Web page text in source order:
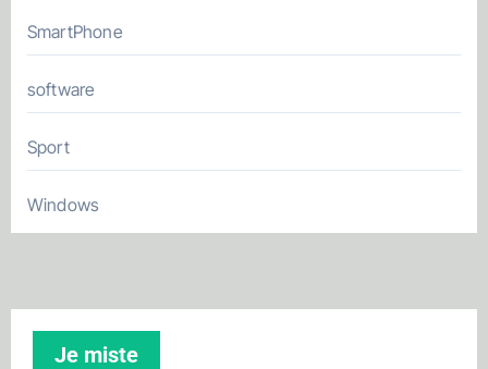
SmartPhone
software
Sport
Windows
Je miste